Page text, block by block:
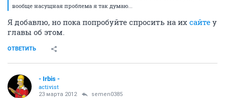
вообще насущная проблема я так думаю...
Я добавлю, но пока попробуйте спросить на их сайте у
главы об этом.
ОТВЕТИТЬ
- Irbis -
activist
23 марта 2012 semen0385